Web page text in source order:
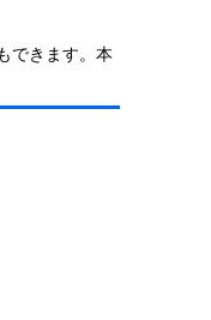
できます。本